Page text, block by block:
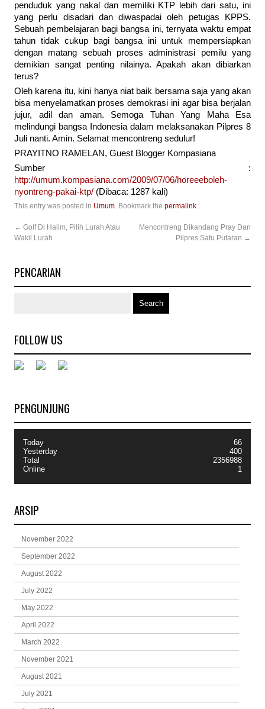
penduduk yang nakal dan memiliki KTP lebih dari satu, ini
yang perlu disadari dan diwaspadai oleh petugas KPPS.
Sebuah pembelajaran bagi bangsa ini, ternyata waktu empat
tahun tidak cukup bagi bangsa ini untuk mempersiapkan
dengan matang sebuah proses administrasi pemilu yang
demikian sangat penting nilainya. Apakah akan dibiarkan
terus?
Oleh karena itu, kini hanya niat baik bersama saja yang akan
bisa menyelamatkan proses demokrasi ini agar bisa berjalan
jujur, adil dan aman. Semoga Tuhan Yang Maha Esa
melindungi bangsa Indonesia dalam melaksanakan Pilpres 8
Juli nanti. Amin. Selamat mencontreng sedulur!
PRAYITNO RAMELAN, Guest Blogger Kompasiana
Sumber :
http://umum.kompasiana.com/2009/07/06/horeeeboleh-
nyontreng-pakai-ktp/ (Dibaca: 1287 kali)
This entry was posted in Umum. Bookmark the permalink.
← Golf Di Halim, Pilih Lurah Atau
Wakil Lurah
Mencontreng Dikandang Pray Dan
Pilpres Satu Putaran →
PENCARIAN
FOLLOW US
PENGUNJUNG
Today
Yesterday
Total
Online
66
400
2356988
1
ARSIP
November 2022
September 2022
August 2022
July 2022
May 2022
April 2022
March 2022
November 2021
August 2021
July 2021